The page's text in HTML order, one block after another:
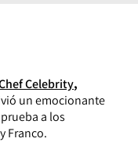
Celebrity,
un emocionante
a los
y Franco.